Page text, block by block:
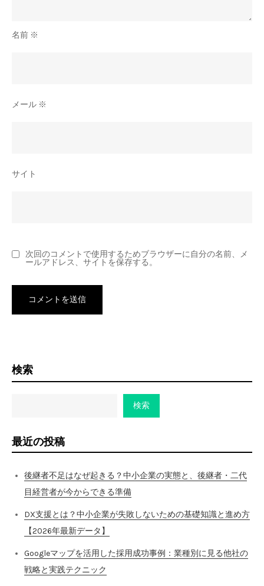
名前 ※
メール ※
サイト
次回のコメントで使用するためブラウザーに自分の名前、メ
ールアドレス、サイトを保存する。
検索
検索
最近の投稿
後継者不足はなぜ起きる？中小企業の実態と、後継者・二代
目経営者が今からできる準備
DX支援とは？中小企業が失敗しないための基礎知識と進め方
【2026年最新データ】
Googleマップを活用した採用成功事例：業種別に見る他社の
戦略と実践テクニック